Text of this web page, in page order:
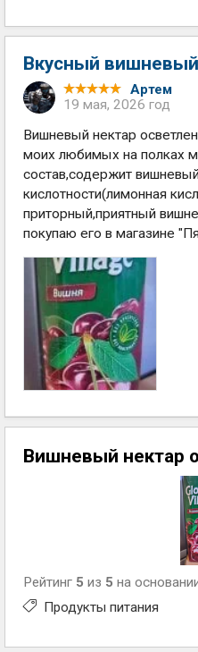
Вкусный вишневый
Артем
19 мая, 2026 год
Вишневый нектар
моих любимых на полках
состав,содержит
кислотности(лимонная
приторный,приятный
покупаю его в магазине
Вишневый нектар
Рейтинг 5 из 5 на
Продукты питания